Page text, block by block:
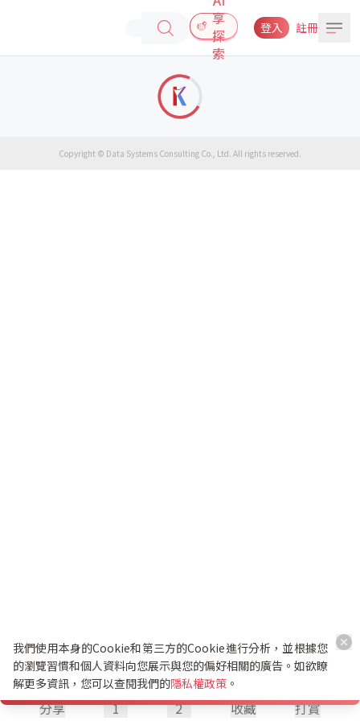
享
探
索
登入 註冊
分享 1 2 收藏 打賞
Copyright © Data Systems Consulting Co., Ltd. All rights reserved.
我們使用本身的Cookie和第三方的Cookie進行分析，並根據您
的瀏覽習慣和個人資料向您展示與您的偏好相關的廣告。如欲瞭
解更多資訊，您可以查閱我們的隱私權政策 。